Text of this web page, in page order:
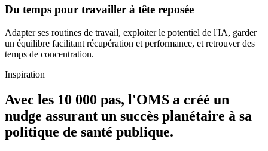
Du temps pour travailler à tête reposée
Adapter ses routines de travail, exploiter le potentiel de l'IA, garder
un équilibre facilitant récupération et performance, et retrouver des
temps de concentration.
Inspiration
Avec les 10 000 pas, l'OMS a créé un
nudge assurant un succès planétaire à sa
politique de santé publique.